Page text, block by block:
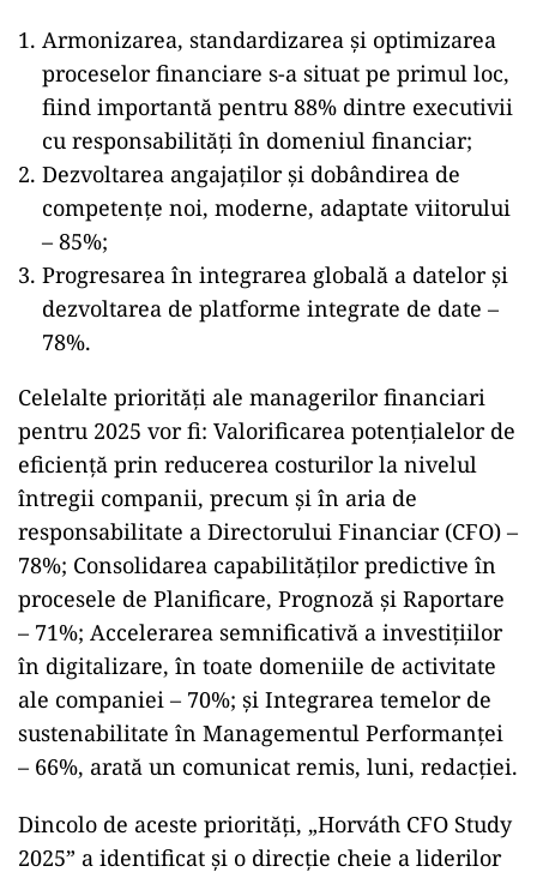
Armonizarea, standardizarea și optimizarea
proceselor financiare s-a situat pe primul loc,
fiind importantă pentru 88% dintre executivii
cu responsabilități în domeniul financiar;
Dezvoltarea angajaților și dobândirea de
competențe noi, moderne, adaptate viitorului
– 85%;
Progresarea în integrarea globală a datelor și
dezvoltarea de platforme integrate de date –
78%.
Celelalte priorități ale managerilor financiari
pentru 2025 vor fi: Valorificarea potențialelor de
eficiență prin reducerea costurilor la nivelul
întregii companii, precum și în aria de
responsabilitate a Directorului Financiar (CFO) –
78%; Consolidarea capabilităților predictive în
procesele de Planificare, Prognoză și Raportare
– 71%; Accelerarea semnificativă a investițiilor
în digitalizare, în toate domeniile de activitate
ale companiei – 70%; și Integrarea temelor de
sustenabilitate în Managementul Performanței
– 66%, arată un comunicat remis, luni, redacției.
Dincolo de aceste priorități, „Horváth CFO Study
2025” a identificat și o direcție cheie a liderilor